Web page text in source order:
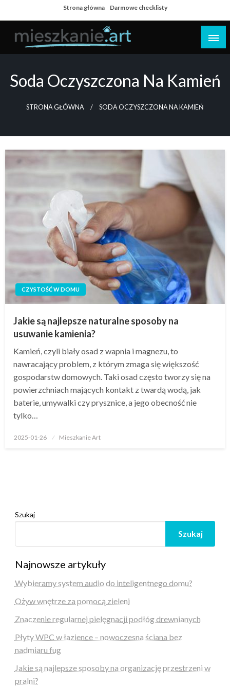
to
content
Strona główna Darmowe checklisty
Soda Oczyszczona Na Kamień
STRONA GŁÓWNA SODA OCZYSZCZONA NA KAMIEŃ
CZYSTOŚĆ W DOMU
Jakie są najlepsze naturalne sposoby na
usuwanie kamienia?
Kamień, czyli biały osad z wapnia i magnezu, to
nawracający problem, z którym zmaga się większość
gospodarstw domowych. Taki osad często tworzy się na
powierzchniach mających kontakt z twardą wodą, jak
baterie, umywalki czy prysznice, a jego obecność nie
tylko…
Opublikowane
2025-01-26 Mieszkanie Art
Szukaj
Szukaj
Najnowsze artykuły
Wybieramy system audio do inteligentnego domu?
Ożyw wnętrze za pomocą zieleni
Znaczenie regularnej pielęgnacji podłóg drewnianych
Płyty WPC w łazience – nowoczesna ściana bez
nadmiaru fug
Jakie są najlepsze sposoby na organizację przestrzeni w
pralni?